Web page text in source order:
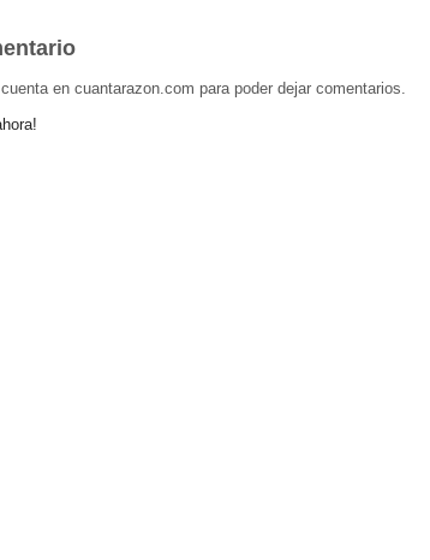
en cuantarazon.com para poder dejar comentarios.